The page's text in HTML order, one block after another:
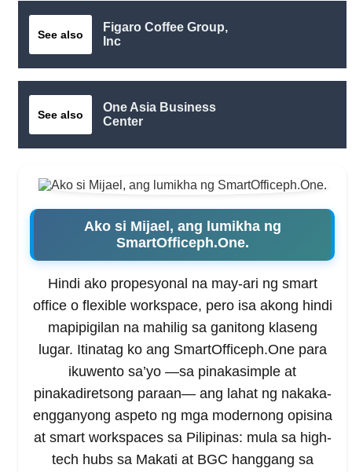
See also
Figaro Coffee Group,
Inc
See also
One Asia Business
Center
Ako si Mijael, ang lumikha ng
SmartOfficeph.One.
Hindi ako propesyonal na may-ari ng smart
office o flexible workspace, pero isa akong hindi
mapipigilan na mahilig sa ganitong klaseng
lugar. Itinatag ko ang SmartOfficeph.One para
ikuwento sa’yo —sa pinakasimple at
pinakadiretsong paraan— ang lahat ng nakaka-
engganyong aspeto ng mga modernong opisina
at smart workspaces sa Pilipinas: mula sa high-
tech hubs sa Makati at BGC hanggang sa